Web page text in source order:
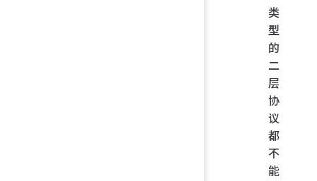
类
型
的
二
层
协
议
都
不
能